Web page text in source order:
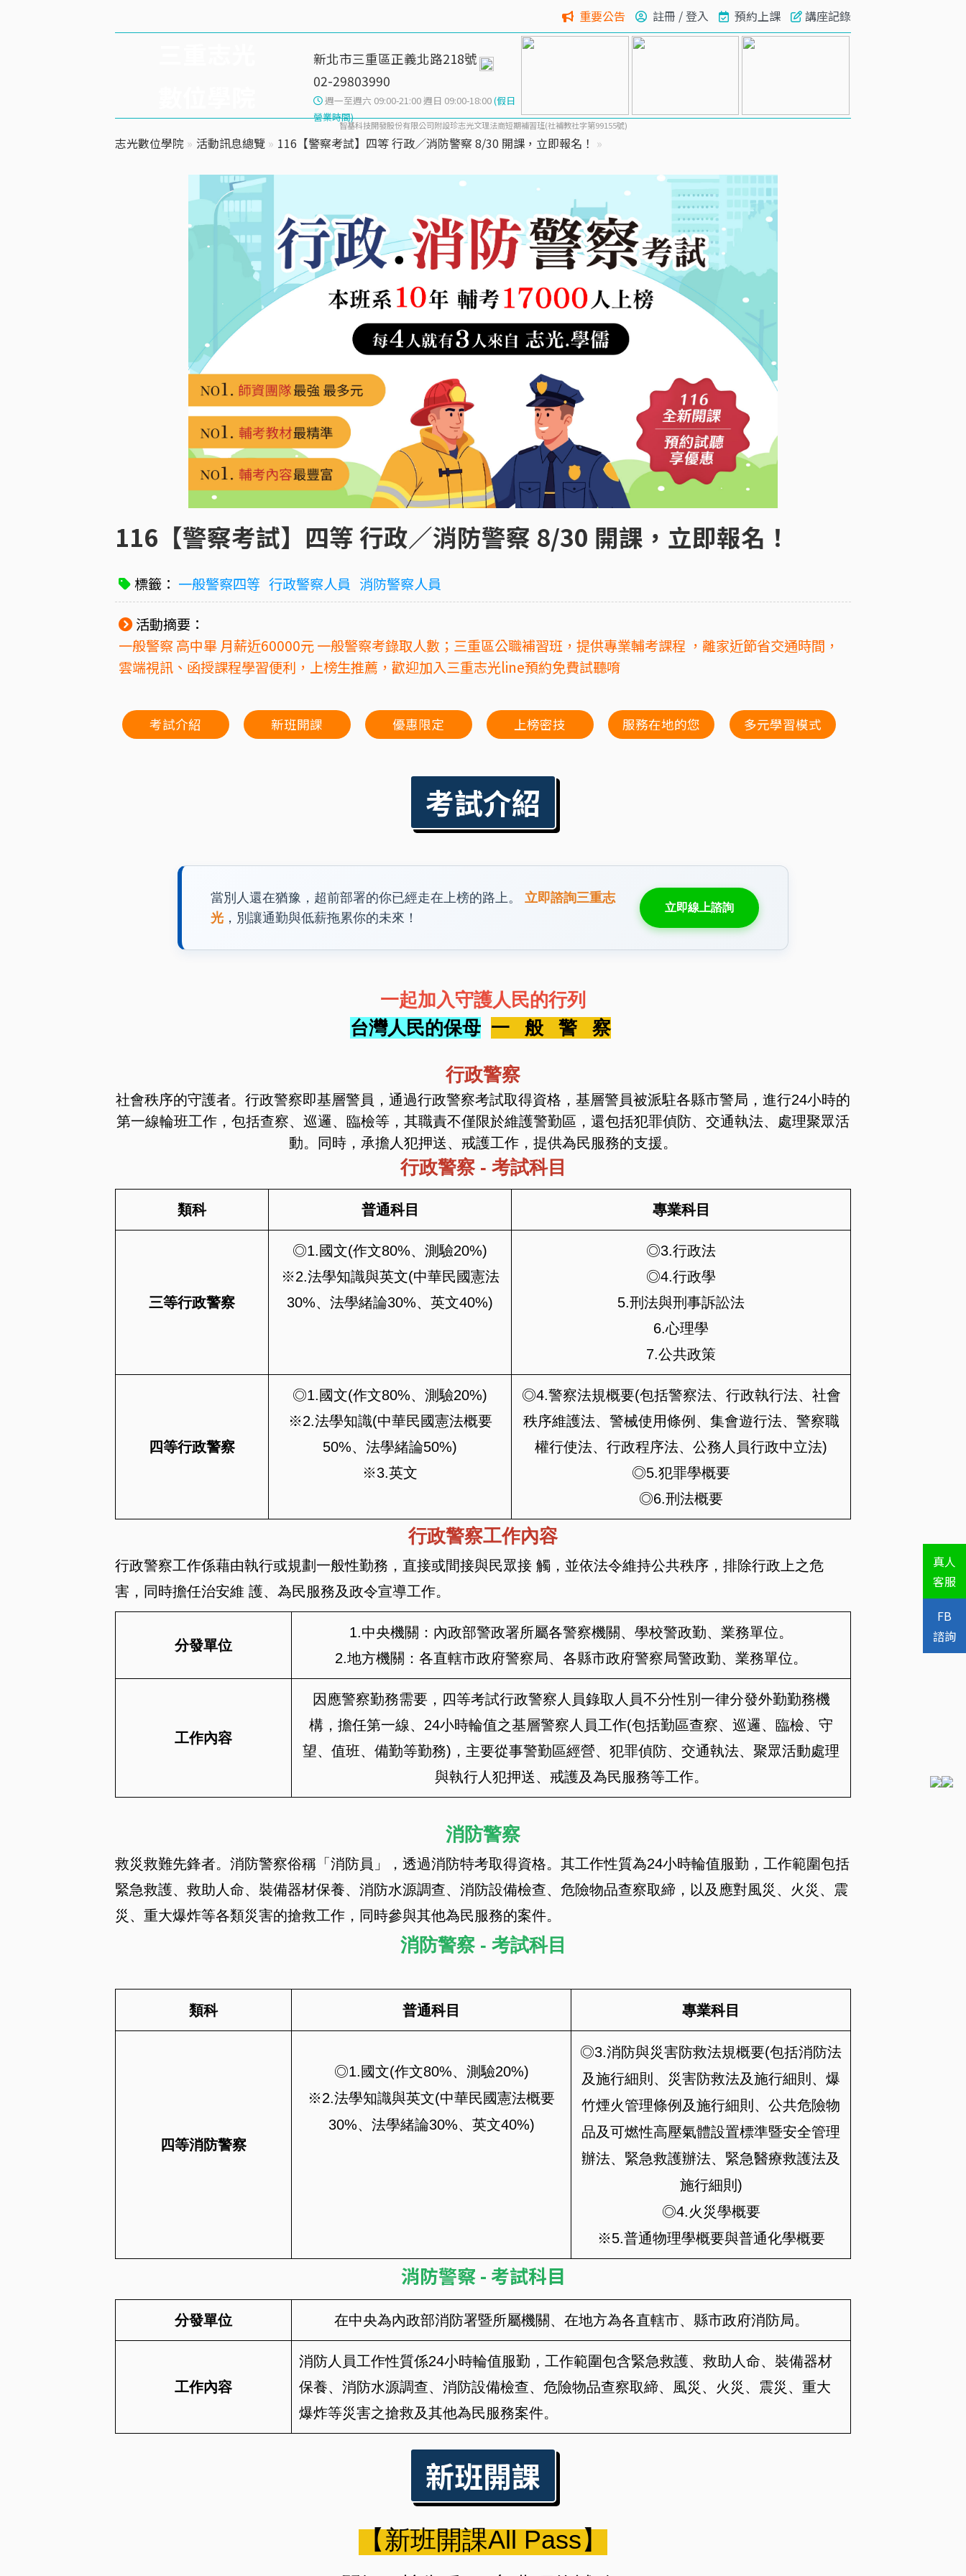
重要公告 註冊 / 登入 預約上課 講座記錄
新北市三重區正義北路218號
02-29803990
週一至週六 09:00-21:00 週日 09:00-18:00(假日
營業時間)
真人
客服
FB
諮詢
智基科技開發股份有限公司附設珍志光文理法商短期補習班(社補教社字第99155號)
志光數位學院 » 活動訊息總覽 » 116【警察考試】四等 行政／消防警察 8/30 開課，立即報名！ »
116【警察考試】四等 行政／消防警察 8/30 開課，立即報名！
標籤： 一般警察四等 行政警察人員 消防警察人員
活動摘要：
一般警察 高中畢 月薪近60000元 一般警察考錄取人數；三重區公職補習班，提供專業輔考課程 ，離家近節省交通時間，
雲端視訊、函授課程學習便利，上榜生推薦，歡迎加入三重志光line預約免費試聽唷
考試介紹 新班開課 優惠限定 上榜密技 服務在地的您 多元學習模式
考試介紹
當別人還在猶豫，超前部署的你已經走在上榜的路上。 立即諮詢三重志
光 ，別讓通勤與低薪拖累你的未來！
立即線上諮詢
一起加入守護人民的行列
台灣人民的保母 一 般 警 察
行政警察
社會秩序的守護者。行政警察即基層警員，通過行政警察考試取得資格，基層警員被派駐各縣市警局，進行24小時的
第一線輪班工作，包括查察、巡邏、臨檢等，其職責不僅限於維護警勤區，還包括犯罪偵防、交通執法、處理聚眾活
動。同時，承擔人犯押送、戒護工作，提供為民服務的支援。
行政警察 - 考試科目
類科 普通科目 專業科目
三等行政警察
◎1.國文(作文80%、測驗20%)
※2.法學知識與英文(中華民國憲法
30%、法學緒論30%、英文40%)
◎3.行政法
◎4.行政學
5.刑法與刑事訴訟法
6.心理學
7.公共政策
四等行政警察
◎1.國文(作文80%、測驗20%)
※2.法學知識(中華民國憲法概要
50%、法學緒論50%)
※3.英文
◎4.警察法規概要(包括警察法、行政執行法、社會
秩序維護法、警械使用條例、集會遊行法、警察職
權行使法、行政程序法、公務人員行政中立法)
◎5.犯罪學概要
◎6.刑法概要
行政警察工作內容
行政警察工作係藉由執行或規劃一般性勤務，直接或間接與民眾接 觸，並依法令維持公共秩序，排除行政上之危
害，同時擔任治安維 護、為民服務及政令宣導工作。
分發單位
1.中央機關：內政部警政署所屬各警察機關、學校警政勤、業務單位。
2.地方機關：各直轄市政府警察局、各縣市政府警察局警政勤、業務單位。
工作內容
因應警察勤務需要，四等考試行政警察人員錄取人員不分性別一律分發外勤勤務機
構，擔任第一線、24小時輪值之基層警察人員工作(包括勤區查察、巡邏、臨檢、守
望、值班、備勤等勤務)，主要從事警勤區經營、犯罪偵防、交通執法、聚眾活動處理
與執行人犯押送、戒護及為民服務等工作。
消防警察
救災救難先鋒者。消防警察俗稱「消防員」，透過消防特考取得資格。其工作性質為24小時輪值服勤，工作範圍包括
緊急救護、救助人命、裝備器材保養、消防水源調查、消防設備檢查、危險物品查察取締，以及應對風災、火災、震
災、重大爆炸等各類災害的搶救工作，同時參與其他為民服務的案件。
消防警察 - 考試科目
類科 普通科目 專業科目
四等消防警察
◎1.國文(作文80%、測驗20%)
※2.法學知識與英文(中華民國憲法概要
30%、法學緒論30%、英文40%)
◎3.消防與災害防救法規概要(包括消防法
及施行細則、災害防救法及施行細則、爆
竹煙火管理條例及施行細則、公共危險物
品及可燃性高壓氣體設置標準暨安全管理
辦法、緊急救護辦法、緊急醫療救護法及
施行細則)
◎4.火災學概要
※5.普通物理學概要與普通化學概要
消防警察 - 考試科目
分發單位 在中央為內政部消防署暨所屬機關、在地方為各直轄市、縣市政府消防局。
工作內容
消防人員工作性質係24小時輪值服勤，工作範圍包含緊急救護、救助人命、裝備器材
保養、消防水源調查、消防設備檢查、危險物品查察取締、風災、火災、震災、重大
爆炸等災害之搶救及其他為民服務案件。
新班開課
【新班開課All Pass】